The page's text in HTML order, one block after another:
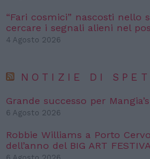
“Fari cosmici” nascosti nello
cercare i segnali alieni nel
4 Agosto 2026
NOTIZIE DI
Grande successo per
6 Agosto 2026
Robbie Williams a Porto
dell’anno del BIG ART